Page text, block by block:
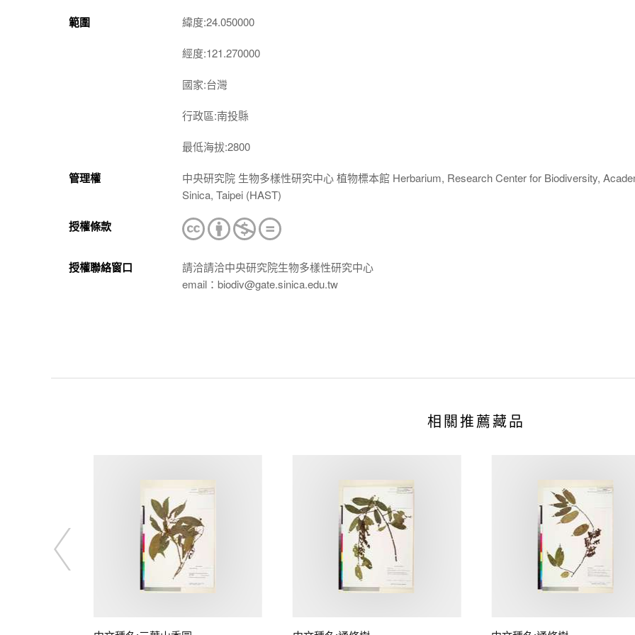
範圍 緯度:24.050000
經度:121.270000
國家:台灣
行政區:南投縣
最低海拔:2800
管理權
中央研究院 生物多樣性研究中心 植物標本館 Herbarium, Research Center for Biodiversity,
Sinica, Taipei (HAST)
授權條款
授權聯絡窗口
請洽請洽中央研究院生物多樣性研究中心
email：biodiv@gate.sinica.edu.tw
相關推薦藏品